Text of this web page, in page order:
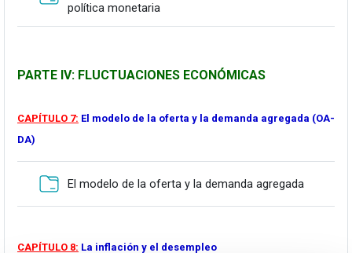
política monetaria
PARTE IV: FLUCTUACIONES ECONÓMICAS
CAPÍTULO 7: El modelo de la oferta y la demanda agregada (OA-
DA)
El modelo de la oferta y la demanda agregada
CAPÍTULO 8: La inflación y el desempleo